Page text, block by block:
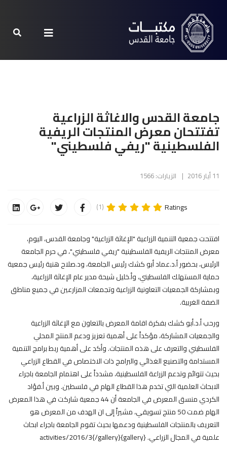
جامعة القدس والاغاثة الزراعية
تفتتحان معرض المنتجات الريفية
الفلسطينية "ريفي فلسطيني"
11 أيار 2016 الزيارات: 1566
Ratings
(1)
افتتحت جمعية التنمية الزراعية "الإغاثة الزراعية" وجامعة القدس، اليوم،
معرض المنتجات الريفية الفلسطينية "ريفي فلسطيني"، في حرم الجامعة
الرئيس، بحضور أ.د.عماد أبو كشك رئيس الجامعة، ود.صلاح هنية رئيس جمعية
حماية المستهلك الفلسطيني، وأ.خليل شيحة مدير عام الإغاثة الزراعية،
وبمشاركة الجمعيات التعاونية الزراعية وتجمعات المزارعين في جميع مناطق
الضفة الغربية.
ورحب أ.د.أبو كشك بفكرة اقامة المعرض بالتعاون مع الإغاثة الزراعية
والجمعيات المشاركة، مؤكداً على أهمية تعزيز ودعم المنتج المحلي
الفلسطيني والتعرف على هذه المنتجات. وأكد على أهمية ربط برامج التنمية
المستدامة والتصنيع الغذائي والبرامج ذات الاختصاص في القطاع الزراعي
بحيث تتوائم وتدعم الزراعة الفلسطينية، مشدداً على اهتمام الجامعة باجراء
الابحاث العلمية التي تخدم هذا القطاع الهام في فلسطين. وبين أ.فؤاد
الكردي منسق المعرض في الجامعة أن 44 جمعية شاركت في هذا المعرض
الهام ضمت 50 منتج تسويقي، مشيراً إلى ان الهدف من المعرض هو
التعريف بالمنتجات الفلسطينية ودعمها بحيث تقوم الجامعة باجراء ابحاث
علمية في المجال الزراعي. {gallery}activities/2016/3{/gallery}